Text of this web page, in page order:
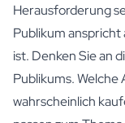
Herausforderung
Publikum
ist. Denken Sie an
Publikums.
wahrscheinlich